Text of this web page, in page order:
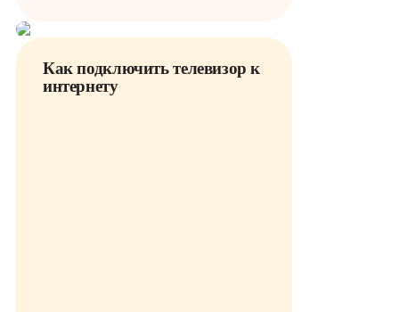
Как подключить телевизор к
интернету